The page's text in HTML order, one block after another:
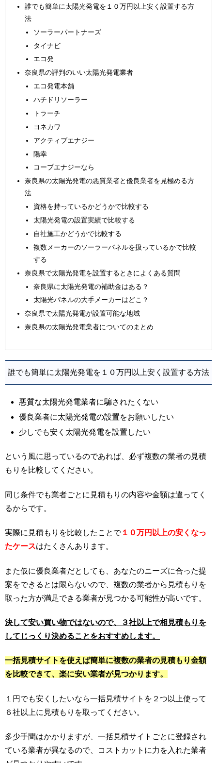
誰でも簡単に太陽光発電を１０万円以上安く設置する方
法
ソーラーパートナーズ
タイナビ
エコ発
奈良県の評判のいい太陽光発電業者
エコ発電本舗
ハチドリソーラー
トラーチ
ヨネカワ
アクティブエナジー
陽幸
コープエナジーなら
奈良県の太陽光発電の悪質業者と優良業者を見極める方
法
資格を持っているかどうかで比較する
太陽光発電の設置実績で比較する
自社施工かどうかで比較する
複数メーカーのソーラーパネルを扱っているかで比較
する
奈良県で太陽光発電を設置するときによくある質問
奈良県に太陽光発電の補助金はある？
太陽光パネルの大手メーカーはどこ？
奈良県で太陽光発電が設置可能な地域
奈良県の太陽光発電業者についてのまとめ
誰でも簡単に太陽光発電を１０万円以上安く設置する方法
悪質な太陽光発電業者に騙されたくない
優良業者に太陽光発電の設置をお願いしたい
少しでも安く太陽光発電を設置したい
という風に思っているのであれば、必ず複数の業者の見積
もりを比較してください。
同じ条件でも業者ごとに見積もりの内容や金額は違ってく
るからです。
実際に見積もりを比較したことで１０万円以上の安くなっ
たケースはたくさんあります。
また仮に優良業者だとしても、あなたのニーズに合った提
案をできるとは限らないので、複数の業者から見積もりを
取った方が満足できる業者が見つかる可能性が高いです。
決して安い買い物ではないので、３社以上で相見積もりを
してじっくり決めることをおすすめします。
一括見積サイトを使えば簡単に複数の業者の見積もり金額
を比較できて、楽に安い業者が見つかります。
１円でも安くしたいなら一括見積サイトを２つ以上使って
６社以上に見積もりを取ってください。
多少手間はかかりますが、一括見積サイトごとに登録され
ている業者が異なるので、コストカットに力を入れた業者